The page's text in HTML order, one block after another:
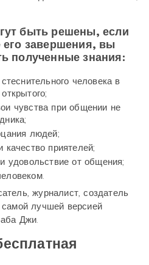
быть решены, если
его завершения, вы
полученные знания:
человека в
чувства при общении не
людей;
качество приятелей;
удовольствие от общения;
журналист, создатель
самой лучшей версией
Джи.